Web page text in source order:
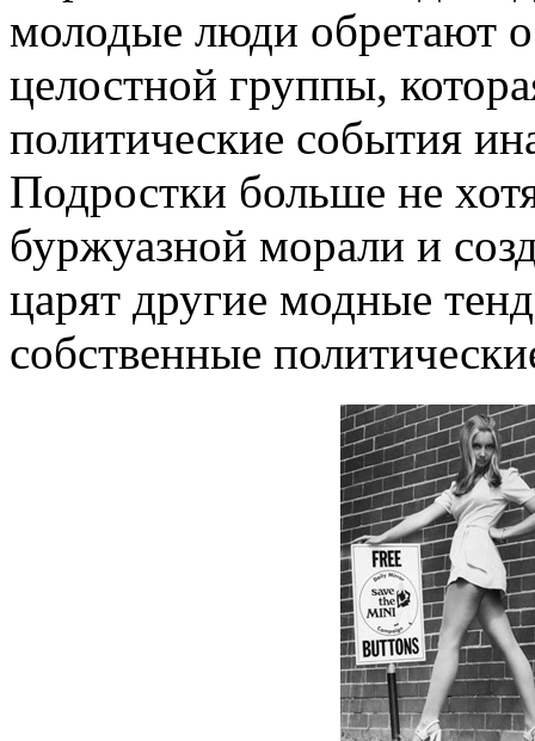
молодые люди обретают
целостной группы,
политические события
Подростки больше не
буржуазной морали и
царят другие модные
собственные